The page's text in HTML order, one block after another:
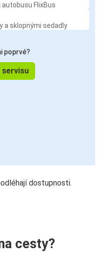
FlixBus
a sklopnými sedadly
poprvé?
servisu
dostupnosti.
cesty?